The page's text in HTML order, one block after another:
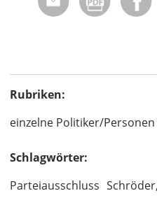
Rubriken:
einzelne Politiker/
Schlagwörter:
Parteiausschluss